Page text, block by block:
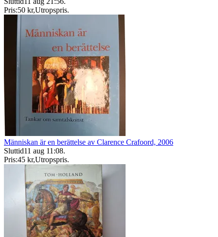
Pris:50 kr,Utropspris.
Människan är en berättelse av Clarence Crafoord, 2006
Sluttid11 aug 11:08.
Pris:45 kr,Utropspris.